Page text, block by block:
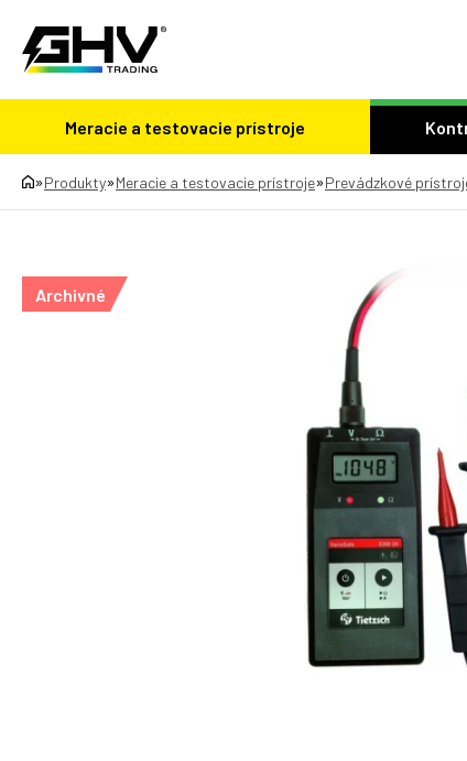
Meracie a testovacie prístroje
»Produkty»Meracie a testovacie prístroje»Prevádzkové
Archivné